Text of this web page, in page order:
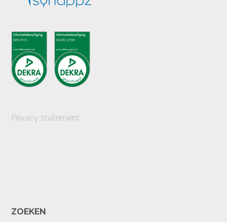
Privacy statement
ZOEKEN